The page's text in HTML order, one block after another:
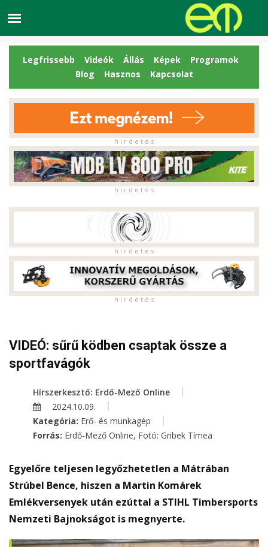
Legfrissebb Videók Állás Képek
Programok
Blog
Hasznos Kapcsolat
h i r d e t é s
h i r d e t é s
h i r d e t é s
h i r d e t é s
VIDEÓ: sűrű ködben csaptak össze a
sportfavágók
Hírszerkesztő: Erdő-Mező Online
2024.10.09.
Kategória: Erő- és munkagép
Forrás: Erdő-Mező Online, Fotó: Gribek Tímea
Egyelőre teljesen legyőzhetetlen a Mátrában
Strúbel Bence, hiszen a Martin Komárek
Emlékversenyek után ezúttal a STIHL Timbersports
Nemzeti Bajnokságot is megnyerte.